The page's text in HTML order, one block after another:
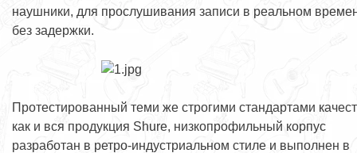
наушники, для прослушивания записи в реальном
без задержки.
Протестированный теми же строгими стандартами
как и вся продукция Shure, низкопрофильный корпус
разработан в ретро-индустриальном стиле и выполнен в